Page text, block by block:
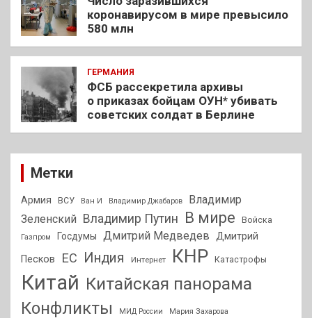
коронавирусом в мире превысило
580 млн
ГЕРМАНИЯ
ФСБ рассекретила архивы
о приказах бойцам ОУН* убивать
советских солдат в Берлине
Метки
Армия ВСУ Ван И Владимир Джабаров
Владимир
Зеленский
Владимир Путин В мире Войска
Газпром Госдумы Дмитрий Медведев Дмитрий
Песков
ЕС Индия Интернет КНР Катастрофы
Китай Китайская панорама
Конфликты
МИД России Мария Захарова